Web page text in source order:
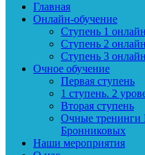
Главная
Онлайн-обучение
Ступень 1
Ступень 2
Ступень 3
Очное обучение
Первая ступень
1 ступень. 2
Вторая ступень
Очные тренинги
Бронниковых
Наши мероприятия